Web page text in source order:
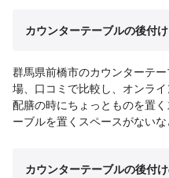
カウンターテーブルの後付
群馬県前橋市のカウンターテ
場、口コミで比較し、オンラ
配膳の時にちょっとものを置
ーブルを置くスペースがない
カウンターテーブルの後付